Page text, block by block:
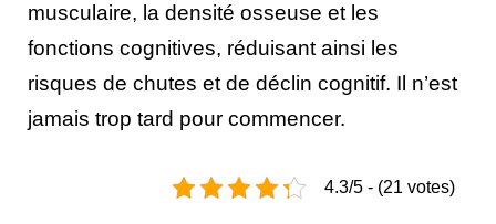
musculaire, la densité osseuse et les
fonctions cognitives, réduisant ainsi les
risques de chutes et de déclin cognitif. Il n’est
jamais trop tard pour commencer.
4.3/5 - (21 votes)